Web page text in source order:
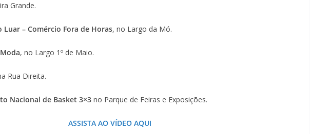
Grande.
Luar – Comércio Fora de Horas, no Largo da Mó.
, no Largo 1º de Maio.
Rua Direita.
Nacional de Basket 3×3 no Parque de Feiras e Exposições.
ASSISTA AO VÍDEO AQUI